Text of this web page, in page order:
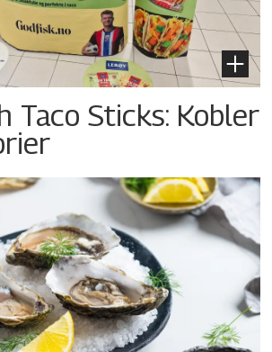
Taco Sticks: Kobler